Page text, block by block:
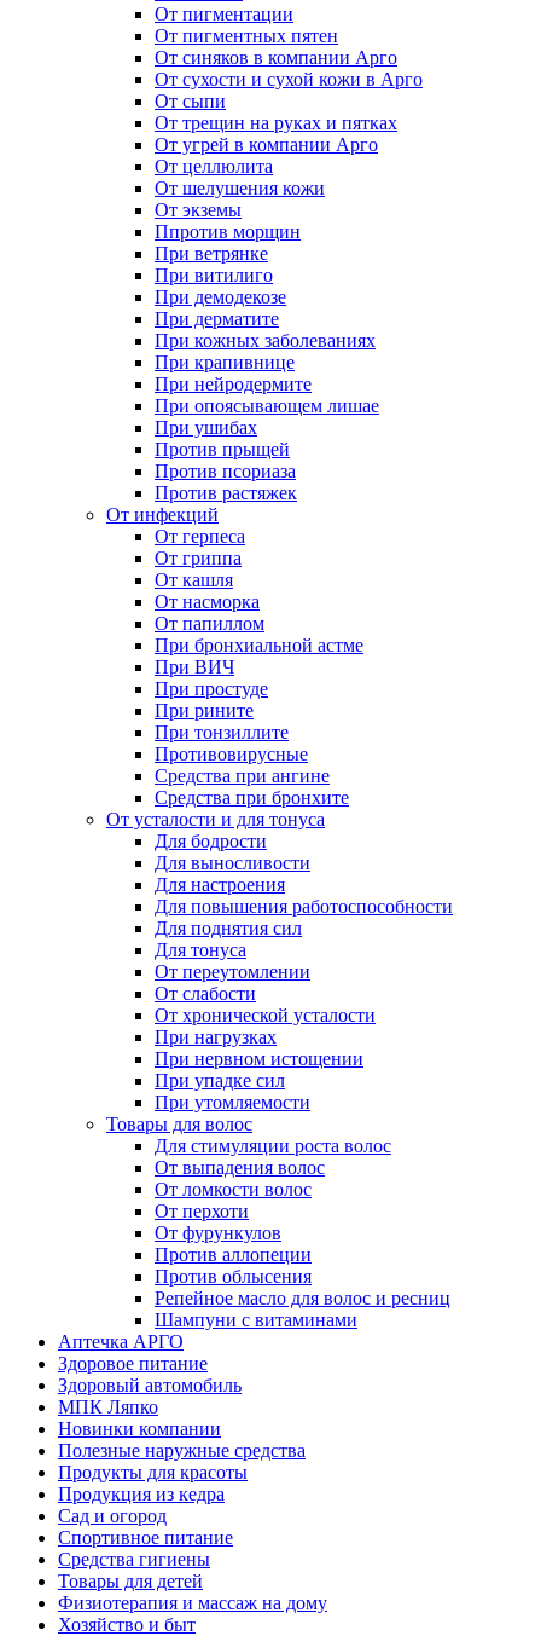
От пигментации
От пигментных пятен
От синяков в компании Арго
От сухости и сухой кожи в Арго
От сыпи
От трещин на руках и пятках
От угрей в компании Арго
От целлюлита
От шелушения кожи
От экземы
Ппротив морщин
При ветрянке
При витилиго
При демодекозе
При дерматите
При кожных заболеваниях
При крапивнице
При нейродермите
При опоясывающем лишае
При ушибах
Против прыщей
Против псориаза
Против растяжек
От инфекций
От герпеса
От гриппа
От кашля
От насморка
От папиллом
При бронхиальной астме
При ВИЧ
При простуде
При рините
При тонзиллите
Противовирусные
Средства при ангине
Средства при бронхите
От усталости и для тонуса
Для бодрости
Для выносливости
Для настроения
Для повышения работоспособности
Для поднятия сил
Для тонуса
От переутомлении
От слабости
От хронической усталости
При нагрузках
При нервном истощении
При упадке сил
При утомляемости
Товары для волос
Для стимуляции роста волос
От выпадения волос
От ломкости волос
От перхоти
От фурункулов
Против аллопеции
Против облысения
Репейное масло для волос и ресниц
Шампуни с витаминами
Аптечка АРГО
Здоровое питание
Здоровый автомобиль
МПК Ляпко
Новинки компании
Полезные наружные средства
Продукты для красоты
Продукция из кедра
Сад и огород
Спортивное питание
Средства гигиены
Товары для детей
Физиотерапия и массаж на дому
Хозяйство и быт